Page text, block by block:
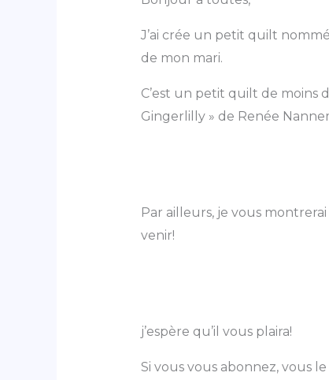
J’ai crée un petit quilt
de mon mari.
C’est un petit quilt de moins
Gingerlilly » de Renée
Par ailleurs, je vous
venir!
j’espère qu’il vous plaira!
Si vous vous abonnez, vous